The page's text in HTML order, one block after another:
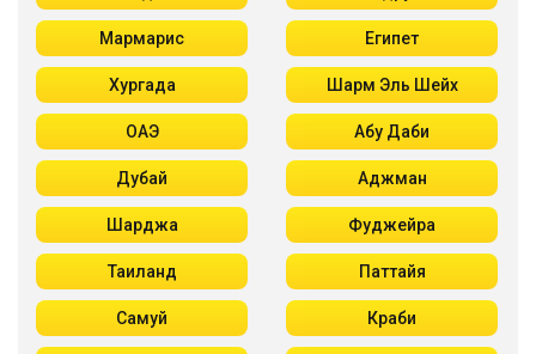
Мармарис Египет
Хургада Шарм Эль Шейх
ОАЭ Абу Даби
Дубай Аджман
Шарджа Фуджейра
Таиланд Паттайя
Самуй Краби